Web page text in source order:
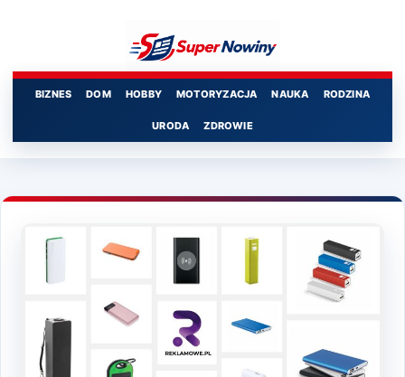
BIZNES DOM HOBBY MOTORYZACJA NAUKA RODZINA
URODA ZDROWIE